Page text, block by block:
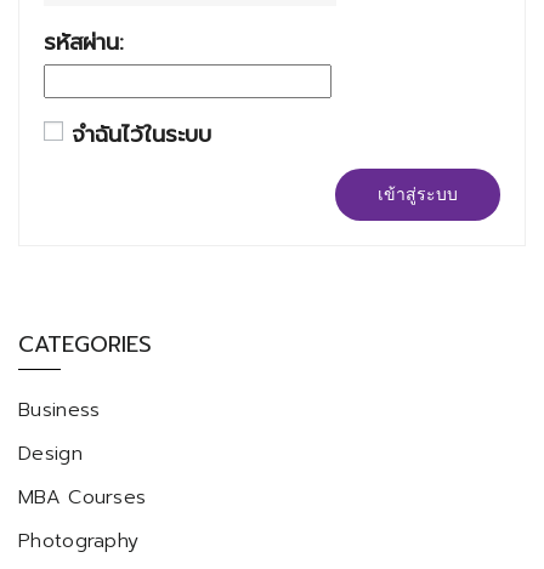
รหัสผ่าน:
จำฉันไว้ในระบบ
เข้าสู่ระบบ
CATEGORIES
Business
Design
MBA Courses
Photography